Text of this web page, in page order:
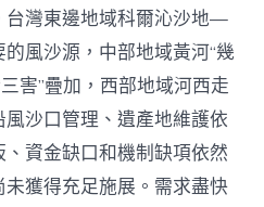
台灣東邊地域科爾沁沙地—
風沙源，中部地域黃河“幾
害”疊加，西部地域河西走
沙口管理、遺產地維護依
資金缺口和機制缺項依然
獲得充足施展。需求盡快